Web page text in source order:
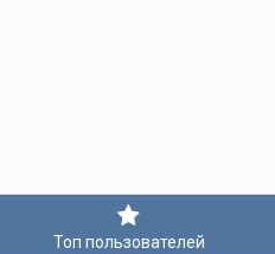
Топ пользователей